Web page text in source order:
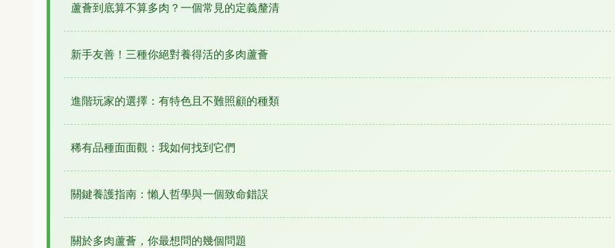
蘆薈到底算不算多肉？一個常見的定義釐清
新手友善！三種你絕對養得活的多肉蘆薈
進階玩家的選擇：有特色且不難照顧的種類
稀有品種面面觀：我如何找到它們
關鍵養護指南：懶人哲學與一個致命錯誤
關於多肉蘆薈，你最想問的幾個問題